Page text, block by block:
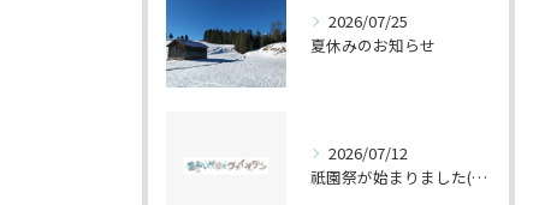
2026/07/25
夏休みのお知らせ
2026/07/12
祇園祭が始まりました(^^♪